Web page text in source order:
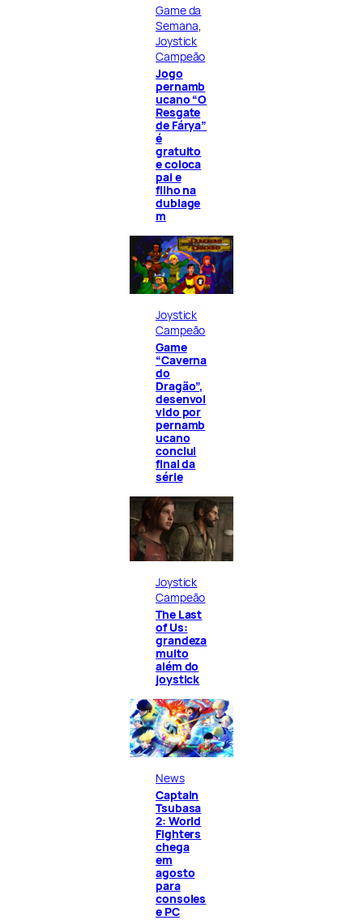
Game da
Semana
Joystick
Campeão
Jogo
pernamb
ucano “O
Resgate
de Fárya”
é
gratuito
e coloca
pai e
filho na
dublage
m
Joystick
Campeão
Game
“Caverna
do
Dragão”,
desenvol
vido por
pernamb
ucano
conclui
final da
série
Joystick
Campeão
The Last
of Us:
grandeza
muito
além do
joystick
News
Captain
Tsubasa
2: World
Fighters
chega
em
agosto
para
consoles
e PC